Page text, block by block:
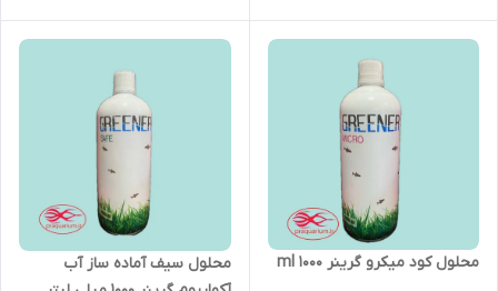
محلول کود میکرو گرینر 1000 ml
محلول سیف آماده ساز آب